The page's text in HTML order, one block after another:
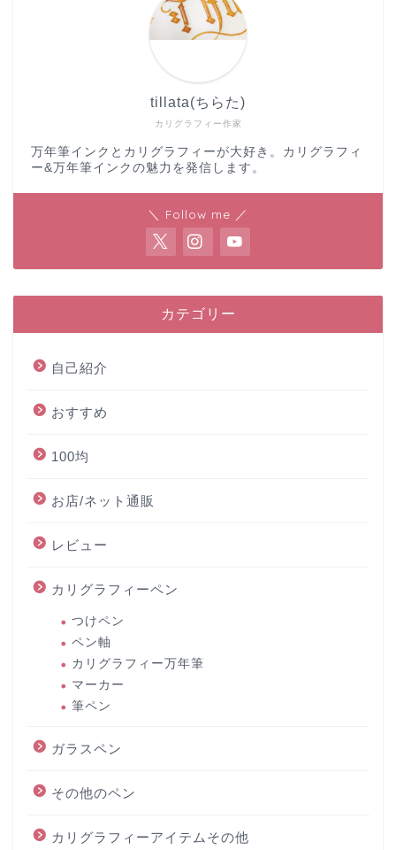
カリグラフィー作家
tillata(ちらた)
万年筆インクとカリグラフィーが大好き。カリグラフィ
ー&万年筆インクの魅力を発信します。
＼ Follow me ／
カテゴリー
自己紹介
おすすめ
100均
お店/ネット通販
レビュー
カリグラフィーペン
つけペン
ペン軸
カリグラフィー万年筆
マーカー
筆ペン
ガラスペン
その他のペン
カリグラフィーアイテムその他